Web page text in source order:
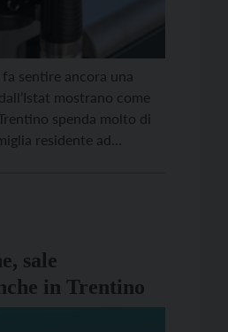
sentire ancora una
mostrano come
spenda molto di
residente ad
sale
in Trentino